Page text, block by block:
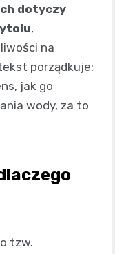
dotyczy
,
na
porządkuje:
jak go
wody, za to
tzw.